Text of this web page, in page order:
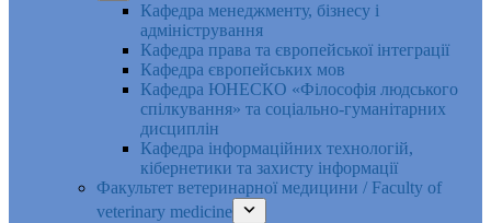
Кафедра менеджменту, бізнесу і
адміністрування
Кафедра права та європейської інтеграції
Кафедра європейських мов
Кафедра ЮНЕСКО «Філософія людського
спілкування» та соціально-гуманітарних
дисциплін
Кафедра інформаційних технологій,
кібернетики та захисту інформації
Факультет ветеринарної медицини / Faculty of
veterinary medicine